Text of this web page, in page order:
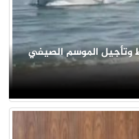
وتأجيل الموسم الصيفي